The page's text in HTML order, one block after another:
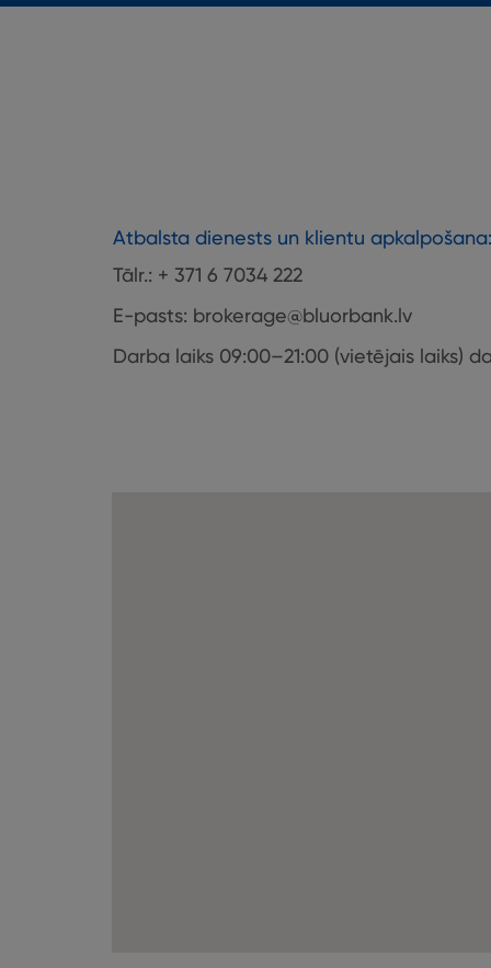
Atbalsta dienests un klientu apkalpošana:
Tālr.: + 371 6 7034 222
E-pasts: brokerage@bluorbank.lv
Darba laiks 09:00–21:00 (vietējais laiks)